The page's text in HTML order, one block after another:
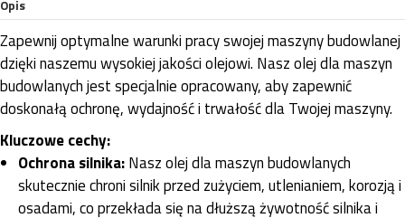
Opis
Zapewnij optymalne warunki pracy swojej maszyny budowlanej
dzięki naszemu wysokiej jakości olejowi. Nasz olej dla maszyn
budowlanych jest specjalnie opracowany, aby zapewnić
doskonałą ochronę, wydajność i trwałość dla Twojej maszyny.
Kluczowe cechy:
Ochrona silnika:Nasz olej dla maszyn budowlanych
skutecznie chroni silnik przed zużyciem, utlenianiem, korozją i
osadami, co przekłada się na dłuższą żywotność silnika i